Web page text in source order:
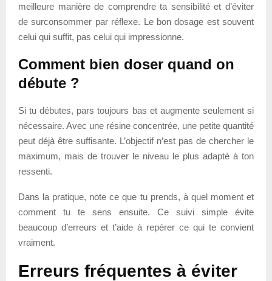
meilleure manière de comprendre ta sensibilité et d’éviter
de surconsommer par réflexe. Le bon dosage est souvent
celui qui suffit, pas celui qui impressionne.
Comment bien doser quand on
débute ?
Si tu débutes, pars toujours bas et augmente seulement si
nécessaire. Avec une résine concentrée, une petite quantité
peut déjà être suffisante. L’objectif n’est pas de chercher le
maximum, mais de trouver le niveau le plus adapté à ton
ressenti.
Dans la pratique, note ce que tu prends, à quel moment et
comment tu te sens ensuite. Ce suivi simple évite
beaucoup d’erreurs et t’aide à repérer ce qui te convient
vraiment.
Erreurs fréquentes à éviter